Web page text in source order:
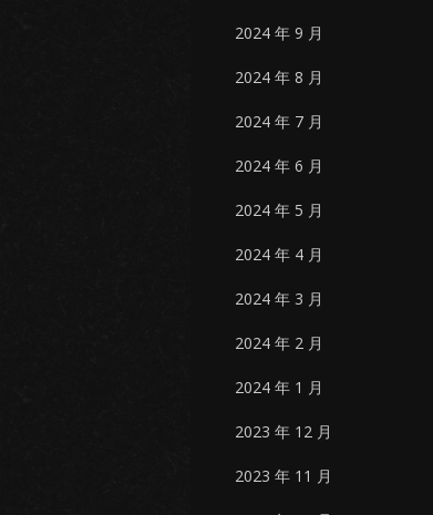
2024 年 9 月
2024 年 8 月
2024 年 7 月
2024 年 6 月
2024 年 5 月
2024 年 4 月
2024 年 3 月
2024 年 2 月
2024 年 1 月
2023 年 12 月
2023 年 11 月